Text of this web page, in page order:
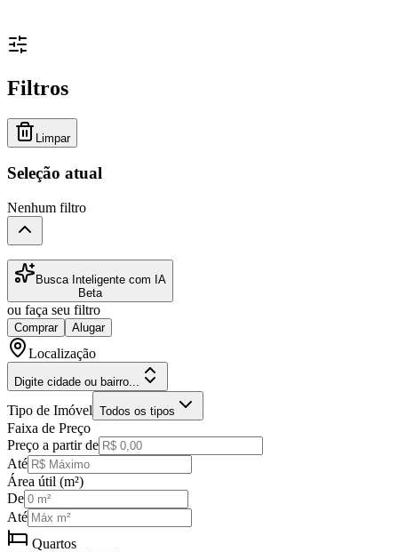
Filtros
Limpar
Seleção atual
Nenhum filtro
Busca Inteligente com IA
Beta
ou faça seu filtro
Comprar Alugar
Localização
Digite cidade ou bairro...
Tipo de Imóvel Todos os tipos
Faixa de Preço
Preço a partir de
Até
Área útil (m²)
De
Até
Quartos